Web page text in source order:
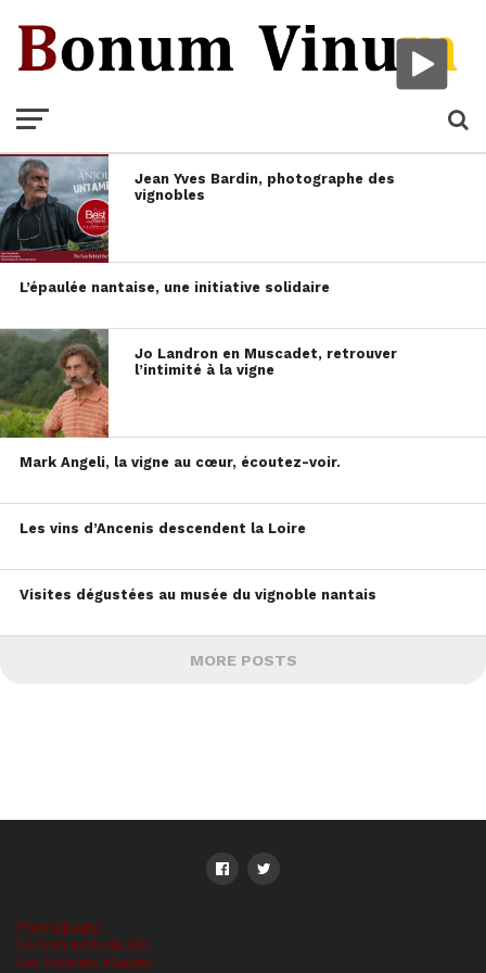
Jean Yves Bardin, photographe des
vignobles
L’épaulée nantaise, une initiative solidaire
Jo Landron en Muscadet, retrouver
l’intimité à la vigne
Mark Angeli, la vigne au cœur, écoutez-voir.
Les vins d’Ancenis descendent la Loire
Visites dégustées au musée du vignoble nantais
MORE POSTS
Homepage
Le bon web du vin
Les bonnes étapes